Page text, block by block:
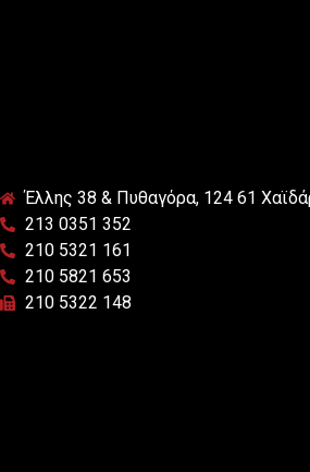
Έλλης 38 & Πυθαγόρα, 124 61
213 0351 352
210 5321 161
210 5821 653
210 5322 148